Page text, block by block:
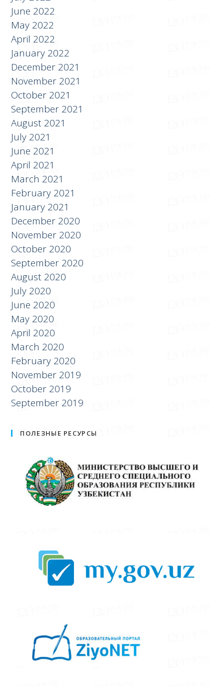
May 2022
April 2022
January 2022
December 2021
November 2021
October 2021
September 2021
August 2021
July 2021
June 2021
April 2021
March 2021
February 2021
January 2021
December 2020
November 2020
October 2020
September 2020
August 2020
July 2020
June 2020
May 2020
April 2020
March 2020
February 2020
November 2019
October 2019
September 2019